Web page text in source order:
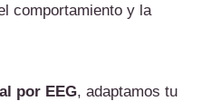
comportamiento y la
por EEG, adaptamos tu